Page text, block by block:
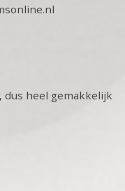
dus heel gemakkelijk